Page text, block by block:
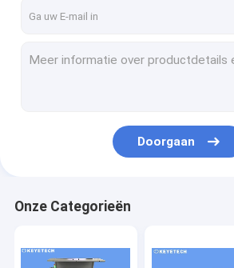
Doorgaan
Onze Categorieën